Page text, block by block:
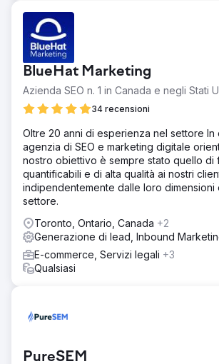
BlueHat Marketing
Azienda SEO n. 1 in Canada e negli Stati
34 recensioni
Oltre 20 anni di esperienza nel settore In
agenzia di SEO e marketing digitale
nostro obiettivo è sempre stato quello di
quantificabili e di alta qualità ai nostri
indipendentemente dalle loro dimensioni
settore.
Toronto, Ontario, Canada +2
Generazione di lead, Inbound
E-commerce, Servizi legali +3
Qualsiasi
PureSEM